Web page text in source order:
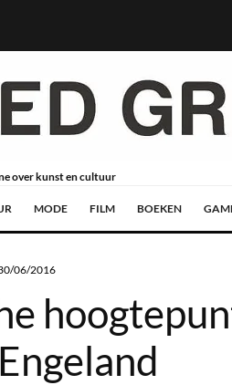
over kunst en cultuur
MODE FILM BOEKEN
06/2016